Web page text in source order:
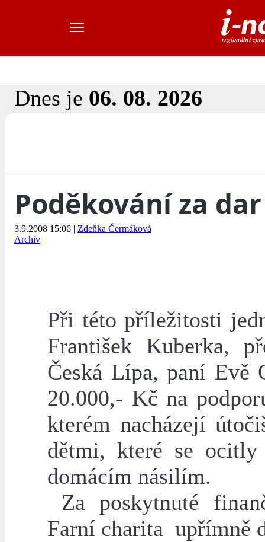
Dnes je 06. 08. 2026
Poděkování za dar
3.9.2008 15:06 | Zdeňka Čermáková
Archiv
Při této příležitosti
František Kuberka,
Česká Lípa, paní
20.000,- Kč na
kterém nacházejí
dětmi, které se
domácím násilím.
Za poskytnuté
Farní charita upřímně